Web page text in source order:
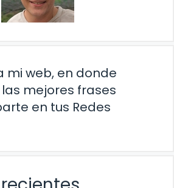
mi web, en donde
mejores frases
en tus Redes